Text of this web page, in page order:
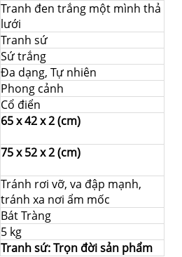
Tranh đen trắng một mình thả
lưới
Tranh sứ
Sứ trắng
Đa dạng, Tự nhiên
Phong cảnh
Cổ điển
65 x 42 x 2 (cm)
75 x 52 x 2 (cm)
Tránh rơi vỡ, va đập mạnh,
tránh xa nơi ẩm mốc
Bát Tràng
5 kg
Tranh sứ: Trọn đời sản phẩm